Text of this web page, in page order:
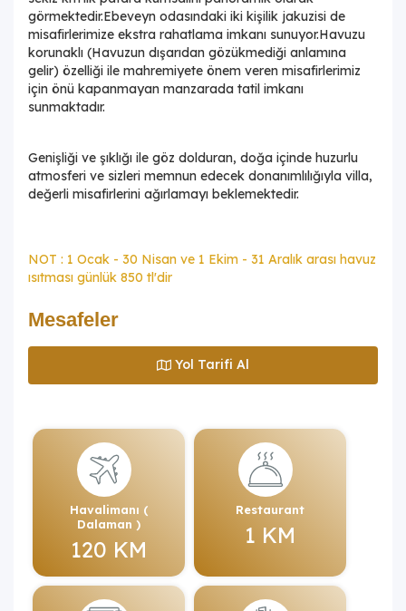
görmektedir.Ebeveyn odasındaki iki kişilik jakuzisi de
misafirlerimize ekstra rahatlama imkanı sunuyor.Havuzu
korunaklı (Havuzun dışarıdan gözükmediği anlamına
gelir) özelliği ile mahremiyete önem veren misafirlerimiz
için önü kapanmayan manzarada tatil imkanı
sunmaktadır.
Genişliği ve şıklığı ile göz dolduran, doğa içinde huzurlu
atmosferi ve sizleri memnun edecek donanımlılığıyla villa,
değerli misafirlerini ağırlamayı beklemektedir.
NOT : 1 Ocak - 30 Nisan ve 1 Ekim - 31 Aralık arası havuz
ısıtması günlük 850 tl'dir
Mesafeler
Yol Tarifi Al
Havalimanı (
Dalaman )
120 KM
Restaurant
1 KM